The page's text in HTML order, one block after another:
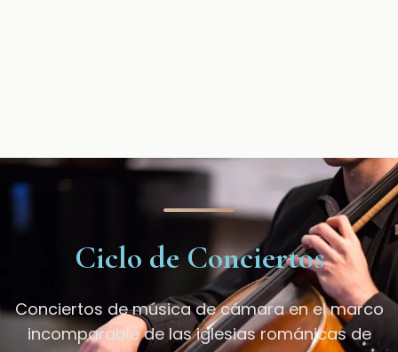
Ciclo de Conciertos
Conciertos de música de cámara en el marco
incomparable de las iglesias románicas de